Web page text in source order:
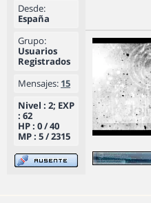
Desde:
España
Grupo:
Usuarios
Registrados
Mensajes: 15
Nivel : 2; EXP
: 62
HP : 0 / 40
MP : 5 / 2315